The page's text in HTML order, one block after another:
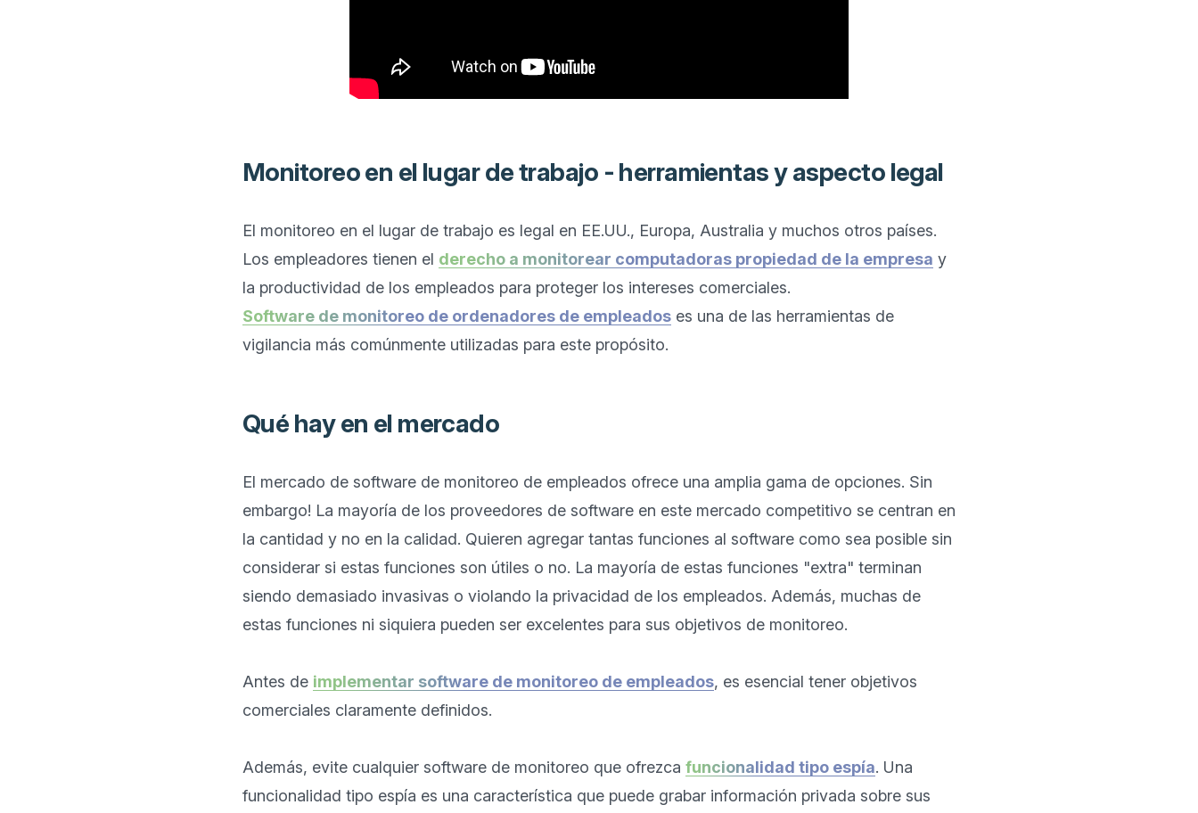
Monitoreo en el lugar de trabajo - herramientas y aspecto legal
El monitoreo en el lugar de trabajo es legal en EE.UU., Europa, Australia y muchos otros países.
Los empleadores tienen el derecho a monitorear computadoras propiedad de la empresa y
Software de monitoreo de ordenadores de empleados es una de las herramientas de
Qué hay en el mercado
El mercado de software de monitoreo de empleados ofrece una amplia gama de opciones. Sin
embargo! La mayoría de los proveedores de software en este mercado competitivo se centran en
la cantidad y no en la calidad. Quieren agregar tantas funciones al software como sea posible sin
considerar si estas funciones son útiles o no. La mayoría de estas funciones "extra" terminan
siendo demasiado invasivas o violando la privacidad de los empleados. Además, muchas de
estas funciones ni siquiera pueden ser excelentes para sus objetivos de monitoreo.
Antes de implementar software de monitoreo de empleados, es esencial tener objetivos
comerciales claramente definidos.
Además, evite cualquier software de monitoreo que ofrezca funcionalidad tipo espía. Una
funcionalidad tipo espía es una característica que puede grabar información privada sobre sus